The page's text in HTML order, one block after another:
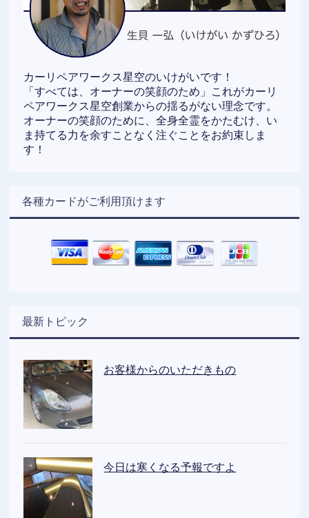
カーリペアワークス星空のいけがいです！
「すべては、オーナーの笑顔のため」これがカーリ
ペアワークス星空創業からの揺るがない理念です。
オーナーの笑顔のために、全身全霊をかたむけ、い
ま持てる力を余すことなく注ぐことをお約束しま
す！
各種カードがご利用頂けます
最新トピック
お客様からのいただきもの
今日は寒くなる予報ですよ